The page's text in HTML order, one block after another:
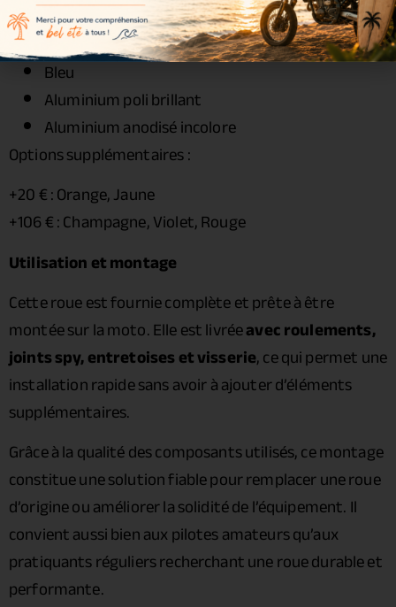
Noir
Or
Bleu
Aluminium poli brillant
Aluminium anodisé incolore
Options supplémentaires :
+20 € : Orange, Jaune
+106 € : Champagne, Violet, Rouge
Utilisation et montage
Cette roue est fournie complète et prête à être
montée sur la moto. Elle est livréeavec roulements,
joints spy, entretoises et visserie, ce qui permet une
installation rapide sans avoir à ajouter d’éléments
supplémentaires.
Grâce à la qualité des composants utilisés, ce montage
constitue une solution fiable pour remplacer une roue
d’origine ou améliorer la solidité de l’équipement. Il
convient aussi bien aux pilotes amateurs qu’aux
pratiquants réguliers recherchant une roue durable et
performante.